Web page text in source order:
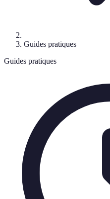
Guides pratiques
Guides pratiques